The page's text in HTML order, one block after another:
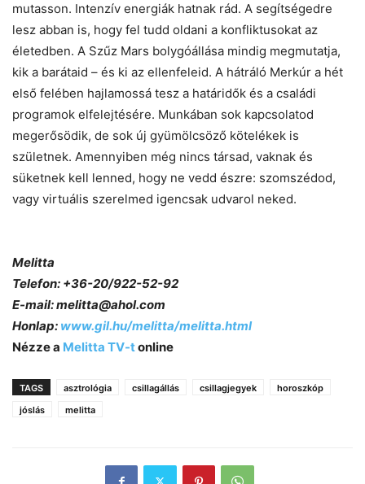
mutasson. Intenzív energiák hatnak rád. A segítségedre
lesz abban is, hogy fel tudd oldani a konfliktusokat az
életedben. A Szűz Mars bolygóállása mindig megmutatja,
kik a barátaid – és ki az ellenfeleid. A hátráló Merkúr a hét
első felében hajlamossá tesz a határidők és a családi
programok elfelejtésére. Munkában sok kapcsolatod
megerősödik, de sok új gyümölcsöző kötelékek is
születnek. Amennyiben még nincs társad, vaknak és
süketnek kell lenned, hogy ne vedd észre: szomszédod,
vagy virtuális szerelmed igencsak udvarol neked.
Melitta
Telefon: +36-20/922-52-92
E-mail: melitta@ahol.com
Honlap: www.gil.hu/melitta/melitta.html
Nézze a Melitta TV-tonline
TAGS asztrológia csillagállás csillagjegyek
horoszkóp
jóslás
melitta